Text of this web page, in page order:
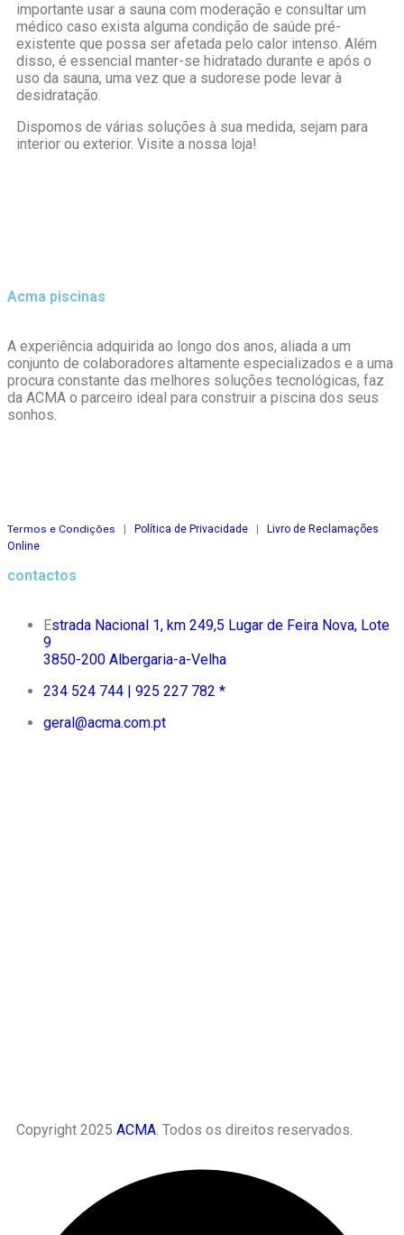
importante usar a sauna com moderação e consultar um
médico caso exista alguma condição de saúde pré-
existente que possa ser afetada pelo calor intenso. Além
disso, é essencial manter-se hidratado durante e após o
uso da sauna, uma vez que a sudorese pode levar à
desidratação.
Dispomos de várias soluções à sua medida, sejam para
interior ou exterior. Visite a nossa loja!
Acma piscinas
A experiência adquirida ao longo dos anos, aliada a um
conjunto de colaboradores altamente especializados e a uma
procura constante das melhores soluções tecnológicas, faz
da ACMA o parceiro ideal para construir a piscina dos seus
sonhos.
Termos e Condições Política de Privacidade
Livro de Reclamações
Online
contactos
Estrada Nacional 1, km 249,5 Lugar de Feira Nova, Lote
9
3850-200 Albergaria-a-Velha
234 524 744 |
925 227 782 *
geral@acma.com.pt
Copyright 2025 ACMA. Todos os direitos reservados.